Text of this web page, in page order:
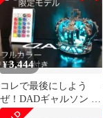
¥3,444
コレで最後にしよう
ぜ！DADギャルソン 16
色フルカラー遠隔操作